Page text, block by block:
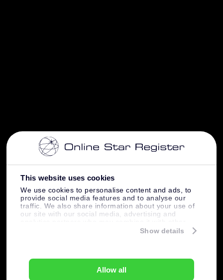
This website uses cookies
We use cookies to personalise content and ads, to
provide social media features and to analyse our
traffic. We also share information about your use of
our site with our social media, advertising and
information that you’ve provided to them or that
Show details
Allow all